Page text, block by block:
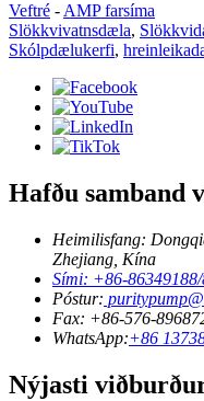
Veftré - AMP farsíma
Slökkvivatnsdæla,
Skólpdælukerfi,
Hafðu samband
Heimilisfang:
Zhejiang, Kína
Sími: +86-
Póstur:
Fax: +86-576-
WhatsApp:+86
Nýjasti